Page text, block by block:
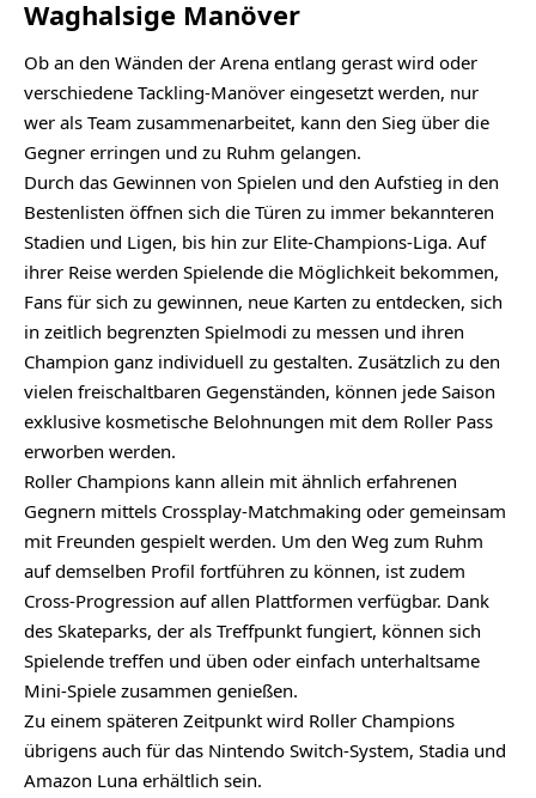
Waghalsige Manöver
Ob an den Wänden der Arena entlang gerast wird oder
verschiedene Tackling-Manöver eingesetzt werden, nur
wer als Team zusammenarbeitet, kann den Sieg über die
Gegner erringen und zu Ruhm gelangen.
Durch das Gewinnen von Spielen und den Aufstieg in den
Bestenlisten öffnen sich die Türen zu immer bekannteren
Stadien und Ligen, bis hin zur Elite-Champions-Liga. Auf
ihrer Reise werden Spielende die Möglichkeit bekommen,
Fans für sich zu gewinnen, neue Karten zu entdecken, sich
in zeitlich begrenzten Spielmodi zu messen und ihren
Champion ganz individuell zu gestalten. Zusätzlich zu den
vielen freischaltbaren Gegenständen, können jede Saison
exklusive kosmetische Belohnungen mit dem Roller Pass
erworben werden.
Roller Champions kann allein mit ähnlich erfahrenen
Gegnern mittels Crossplay-Matchmaking oder gemeinsam
mit Freunden gespielt werden. Um den Weg zum Ruhm
auf demselben Profil fortführen zu können, ist zudem
Cross-Progression auf allen Plattformen verfügbar. Dank
des Skateparks, der als Treffpunkt fungiert, können sich
Spielende treffen und üben oder einfach unterhaltsame
Mini-Spiele zusammen genießen.
Zu einem späteren Zeitpunkt wird Roller Champions
übrigens auch für das Nintendo Switch-System, Stadia und
Amazon Luna erhältlich sein.